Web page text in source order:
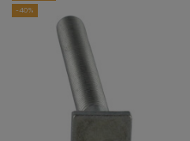
-40%